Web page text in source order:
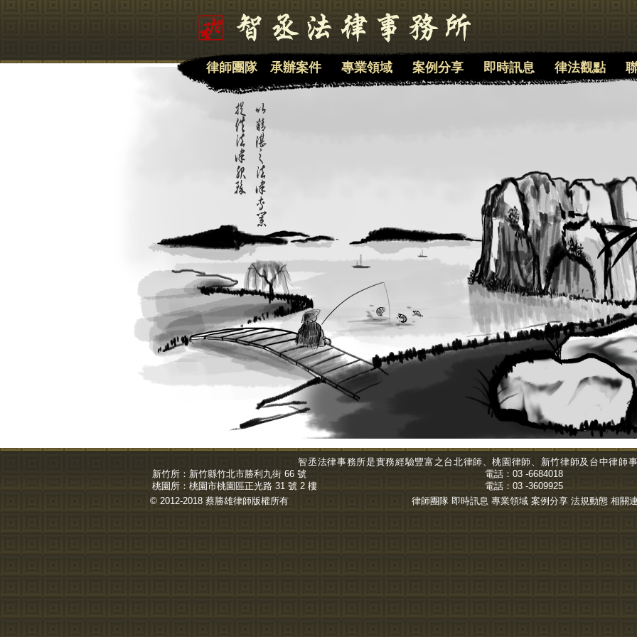
律師團隊 承辦案件 專業領域 案例分享 即時訊息 律法觀點
智丞法律事務所是實務經驗豐富之台北律師、桃園律師、新竹律師及台中律師
新竹所： 新竹縣竹北市勝利九街 66 號 電話： 03 -6684018
桃園所： 桃園市桃園區正光路 31 號 2 樓 電話： 03 -3609925
© 2012-2018 蔡勝雄律師版權所有 律師團隊 即時訊息 專業領域 案例分享 法規動態 相關